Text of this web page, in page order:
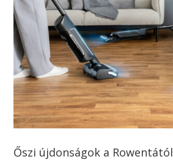
Őszi újdonságok a Rowentától